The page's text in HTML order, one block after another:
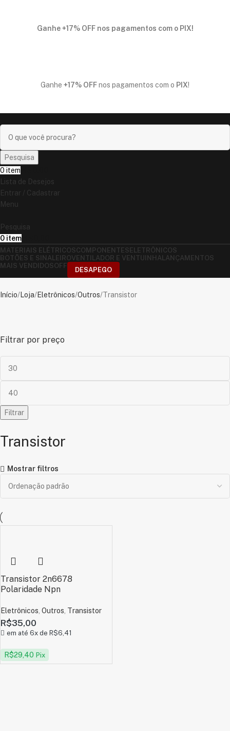
Ganhe+17% OFFnos pagamentos com o PIX!
Ganhe +17% OFFnos pagamentos com o PIX!
Pesquisa
0 item
Lista de Desejos
Entrar / Cadastrar
Menu
Pesquisa
0 item
MATERIAIS ELÉTRICOSCOMPONENTES ELETRÔNICOS
BOTÕES E SINALEIROVENTILADOR E VENTUINHA LANÇAMENTOS
MAIS VENDIDOSOFF
DESAPEGO
Início Loja Eletrônicos Outros Transistor
Filtrar por preço
Filtrar
Transistor
Mostrar filtros
Transistor 2n6678
Polaridade Npn
Eletrônicos Outros Transistor
R$35,00
em até 6x de R$6,41
R$29,40 Pix